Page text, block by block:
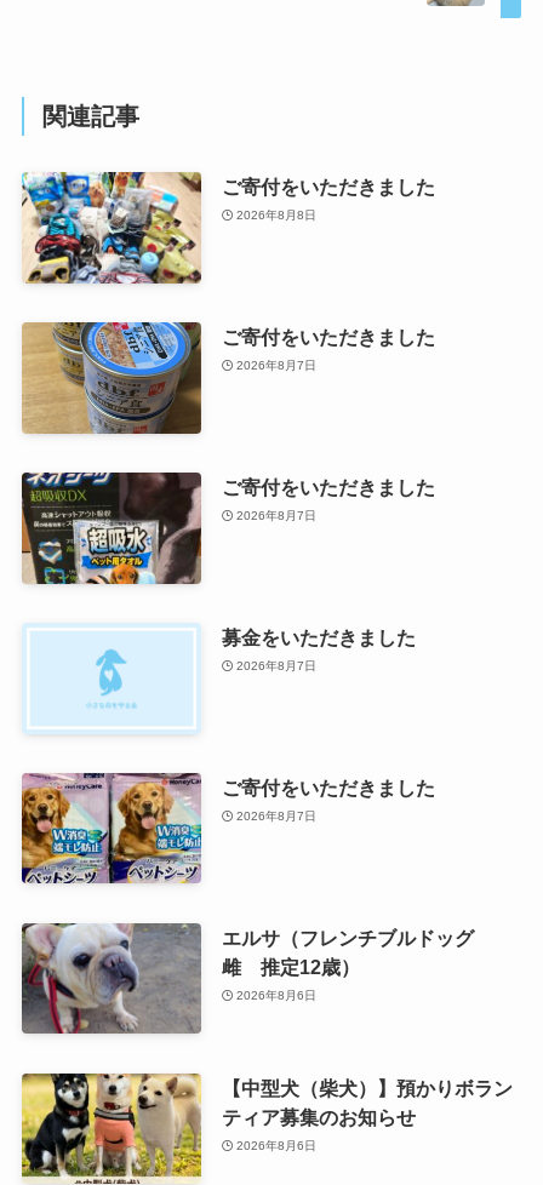
関連記事
ご寄付をいただきました
2026年8月8日
ご寄付をいただきました
2026年8月7日
ご寄付をいただきました
2026年8月7日
募金をいただきました
2026年8月7日
ご寄付をいただきました
2026年8月7日
エルサ（フレンチブルドッグ
雌 推定12歳）
2026年8月6日
【中型犬（柴犬）】預かりボラン
ティア募集のお知らせ
2026年8月6日